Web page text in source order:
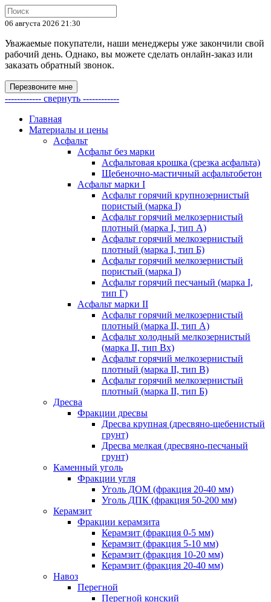
06 августа 2026 21:30
Уважаемые покупатели, наши менеджеры уже закончили свой
рабочий день. Однако, вы можете сделать онлайн-заказ или
заказать обратный звонок.
Перезвоните мне
------------ свернуть ------------
Главная
Материалы и цены
Асфальт
Асфальт без марки
Асфальтовая крошка (срезка асфальта)
Щебеночно-мастичный асфальтобетон
Асфальт марки I
Асфальт горячий крупнозернистый
пористый (марка I)
Асфальт горячий мелкозернистый
плотный (марка I, тип А)
Асфальт горячий мелкозернистый
плотный (марка I, тип Б)
Асфальт горячий мелкозернистый
пористый (марка I)
Асфальт горячий песчаный (марка I,
тип Г)
Асфальт марки II
Асфальт горячий мелкозернистый
плотный (марка II, тип А)
Асфальт холодный мелкозернистый
(марка II, тип Вх)
Асфальт горячий мелкозернистый
плотный (марка II, тип В)
Асфальт горячий мелкозернистый
плотный (марка II, тип Б)
Дресва
Фракции дресвы
Дресва крупная (дресвяно-щебенистый
грунт)
Дресва мелкая (дресвяно-песчаный
грунт)
Каменный уголь
Фракции угля
Уголь ДОМ (фракция 20-40 мм)
Уголь ДПК (фракция 50-200 мм)
Керамзит
Фракции керамзита
Керамзит (фракция 0-5 мм)
Керамзит (фракция 5-10 мм)
Керамзит (фракция 10-20 мм)
Керамзит (фракция 20-40 мм)
Навоз
Перегной
Перегной конский